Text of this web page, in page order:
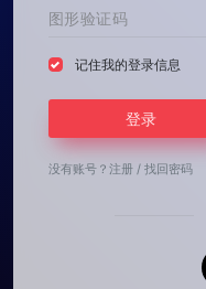
记住我的登录信息
登录
没有账号？ 注册 / 找回密码